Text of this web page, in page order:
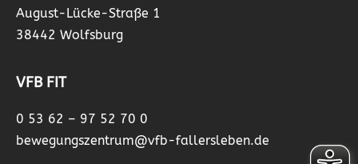
August-Lücke-Straße 1
38442 Wolfsburg
VFB FIT
0 53 62 – 97 52 70 0
bewegungszentrum@vfb-fallersleben.de